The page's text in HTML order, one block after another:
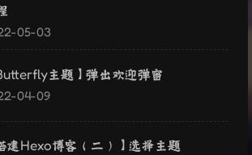
05-03
主题】弹出欢迎弹窗
04-09
建Hexo博客（二）】选择主题